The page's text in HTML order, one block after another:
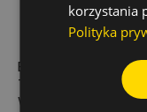
BIT WHIRLPOWER
TORX TX25 50 MM
WYSOKA
korzystania
Polityka